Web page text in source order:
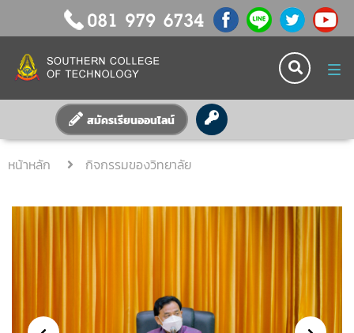
สมัครเรียนออนไลน์
หน้าหลัก กิจกรรมของวิทยาลัย